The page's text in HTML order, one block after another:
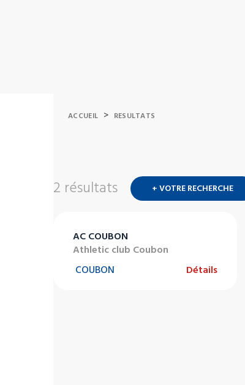
ACCUEIL > RESULTATS
2 résultats + VOTRE RECHERCHE
AC COUBON
Athletic club Coubon
COUBON
Détails